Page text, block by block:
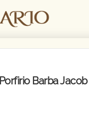
Barba Jacob